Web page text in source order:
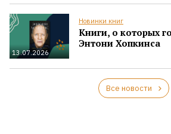
13.07.2026
Новинки книг
Книги, о которых
Энтони Хопкинса
Все новости